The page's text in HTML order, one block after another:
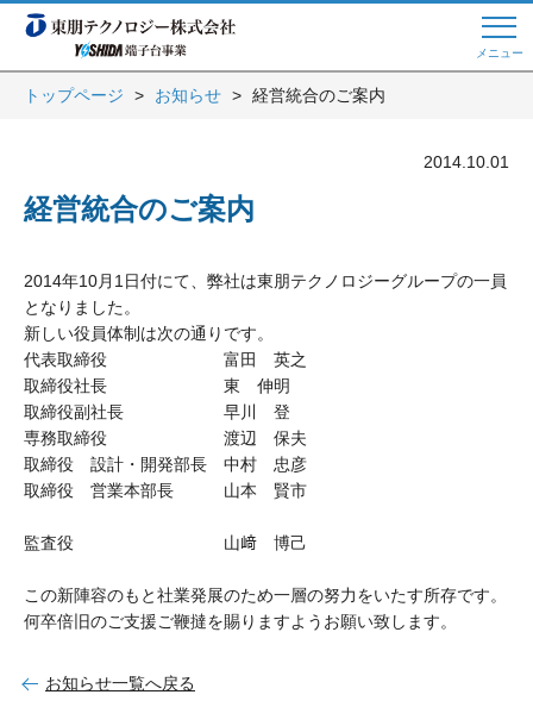
メニュー
電話・メールでお問い合わせ
トップページへ
東朋テクノロジーサイトへ
よくある質問
製品検索
トップページ お知らせ 経営統合のご案内
2014.10.01
経営統合のご案内
2014年10月1日付にて、弊社は東朋テクノロジーグループの一員
となりました。
新しい役員体制は次の通りです。
代表取締役 富田 英之
取締役社長 東 伸明
取締役副社長 早川 登
専務取締役 渡辺 保夫
取締役 設計・開発部長 中村 忠彦
取締役 営業本部長 山本 賢市
監査役 山﨑 博己
この新陣容のもと社業発展のため一層の努力をいたす所存です。
何卒倍旧のご支援ご鞭撻を賜りますようお願い致します。
お知らせ一覧へ戻る